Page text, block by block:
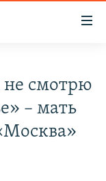
не смотрю
– мать